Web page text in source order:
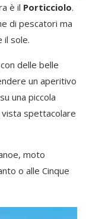
è il Porticciolo.
di pescatori ma
il sole.
delle belle
un aperitivo
una piccola
spettacolare
moto
o alle Cinque